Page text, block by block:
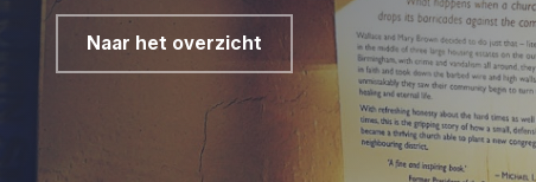
Naar het overzicht